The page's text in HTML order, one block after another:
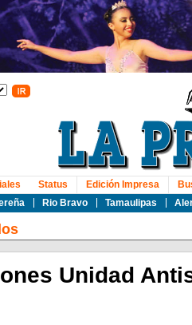
Rio Bravo Tamaulipas
Status Edición Impresa
Unidad